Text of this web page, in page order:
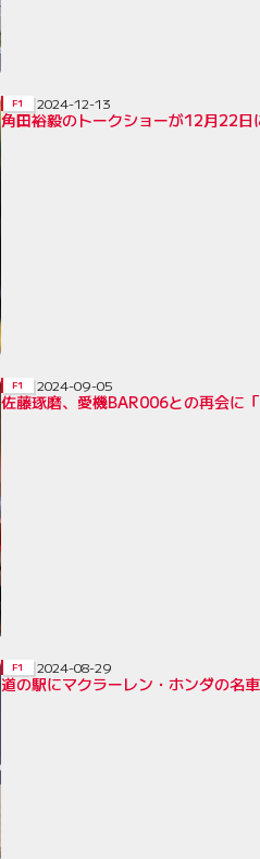
角田裕毅のトークショーが12月22
F1 2024-12-13
佐藤琢磨、愛機BAR006との再会に
F1 2024-09-05
道の駅にマクラーレン・ホンダの名
F1 2024-08-29